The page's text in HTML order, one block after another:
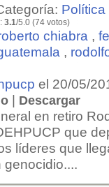
Política
3.1/5.0 (74 votos)
chiabra ,
,
el 20/05/
| Descargar
en retiro
que
líderes que
genocidio....